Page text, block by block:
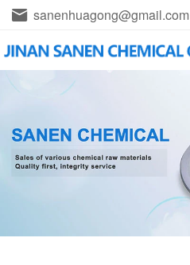
sanenhuagong@gmail.com